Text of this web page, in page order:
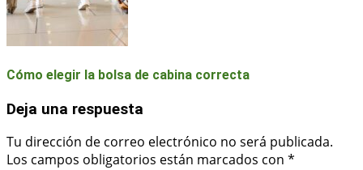
Cómo elegir la bolsa de cabina correcta
Deja una respuesta
Tu dirección de correo electrónico no será publicada.
Los campos obligatorios están marcados con *